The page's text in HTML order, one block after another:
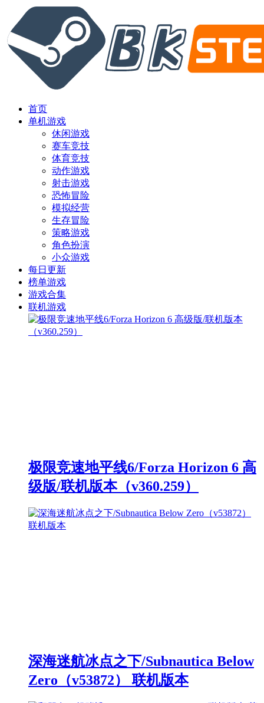
首页
单机游戏
休闲游戏
赛车竞技
体育竞技
动作游戏
射击游戏
恐怖冒险
模拟经营
生存冒险
策略游戏
角色扮演
小众游戏
每日更新
榜单游戏
游戏合集
联机游戏
极限竞速地平线6/Forza Horizon 6 高
级版/联机版本（v360.259）
深海迷航冰点之下/Subnautica Below
Zero（v53872） 联机版本